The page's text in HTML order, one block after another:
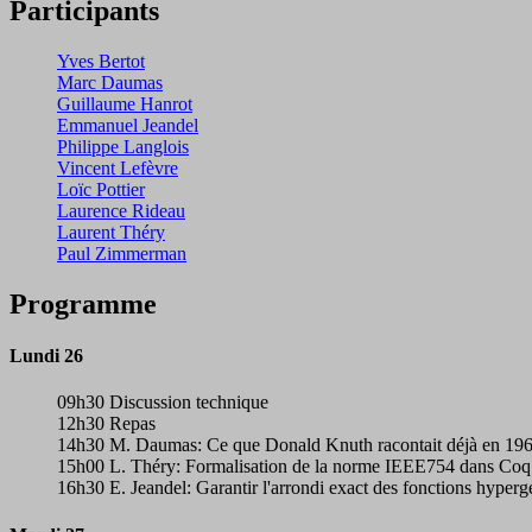
Participants
Yves Bertot
Marc Daumas
Guillaume Hanrot
Emmanuel Jeandel
Philippe Langlois
Vincent Lefèvre
Loïc Pottier
Laurence Rideau
Laurent Théry
Paul Zimmerman
Programme
Lundi 26
09h30 Discussion technique
12h30 Repas
14h30 M. Daumas: Ce que Donald Knuth racontait déjà en
15h00 L. Théry: Formalisation de la norme IEEE754 dans Coq
16h30 E. Jeandel: Garantir l'arrondi exact des fonctions